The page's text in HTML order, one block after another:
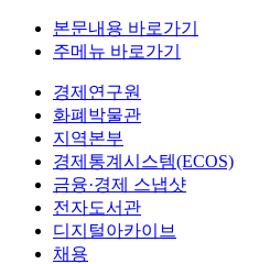
본문내용 바로가기
주메뉴 바로가기
경제연구원
화폐박물관
지역본부
경제통계시스템(ECOS)
금융·경제 스냅샷
전자도서관
디지털아카이브
채용